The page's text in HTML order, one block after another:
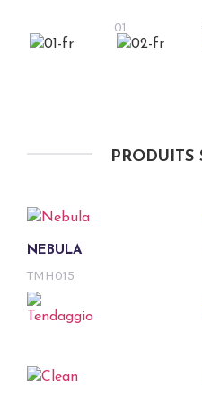
01
PRODUITS
NEBULA
TMH015